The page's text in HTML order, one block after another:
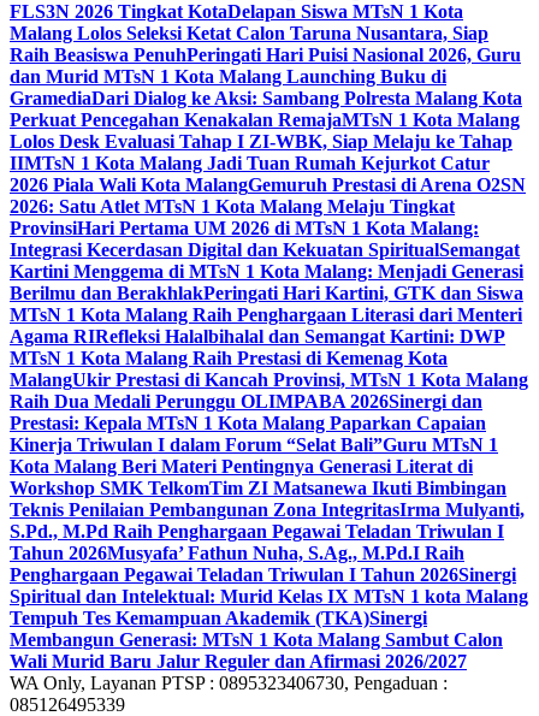
FLS3N 2026 Tingkat KotaDelapan Siswa MTsN 1 Kota
Malang Lolos Seleksi Ketat Calon Taruna Nusantara, Siap
Raih Beasiswa PenuhPeringati Hari Puisi Nasional 2026, Guru
dan Murid MTsN 1 Kota Malang Launching Buku di
GramediaDari Dialog ke Aksi: Sambang Polresta Malang Kota
Perkuat Pencegahan Kenakalan RemajaMTsN 1 Kota Malang
Lolos Desk Evaluasi Tahap I ZI-WBK, Siap Melaju ke Tahap
IIMTsN 1 Kota Malang Jadi Tuan Rumah Kejurkot Catur
2026 Piala Wali Kota MalangGemuruh Prestasi di Arena O2SN
2026: Satu Atlet MTsN 1 Kota Malang Melaju Tingkat
ProvinsiHari Pertama UM 2026 di MTsN 1 Kota Malang:
Integrasi Kecerdasan Digital dan Kekuatan SpiritualSemangat
Kartini Menggema di MTsN 1 Kota Malang: Menjadi Generasi
Berilmu dan BerakhlakPeringati Hari Kartini, GTK dan Siswa
MTsN 1 Kota Malang Raih Penghargaan Literasi dari Menteri
Agama RIRefleksi Halalbihalal dan Semangat Kartini: DWP
MTsN 1 Kota Malang Raih Prestasi di Kemenag Kota
MalangUkir Prestasi di Kancah Provinsi, MTsN 1 Kota Malang
Raih Dua Medali Perunggu OLIMPABA 2026Sinergi dan
Prestasi: Kepala MTsN 1 Kota Malang Paparkan Capaian
Kinerja Triwulan I dalam Forum “Selat Bali”Guru MTsN 1
Kota Malang Beri Materi Pentingnya Generasi Literat di
Workshop SMK TelkomTim ZI Matsanewa Ikuti Bimbingan
Teknis Penilaian Pembangunan Zona IntegritasIrma Mulyanti,
S.Pd., M.Pd Raih Penghargaan Pegawai Teladan Triwulan I
Tahun 2026Musyafa’ Fathun Nuha, S.Ag., M.Pd.I Raih
Penghargaan Pegawai Teladan Triwulan I Tahun 2026Sinergi
Spiritual dan Intelektual: Murid Kelas IX MTsN 1 kota Malang
Tempuh Tes Kemampuan Akademik (TKA)Sinergi
Membangun Generasi: MTsN 1 Kota Malang Sambut Calon
Wali Murid Baru Jalur Reguler dan Afirmasi 2026/2027
WA Only, Layanan PTSP : 0895323406730, Pengaduan :
085126495339